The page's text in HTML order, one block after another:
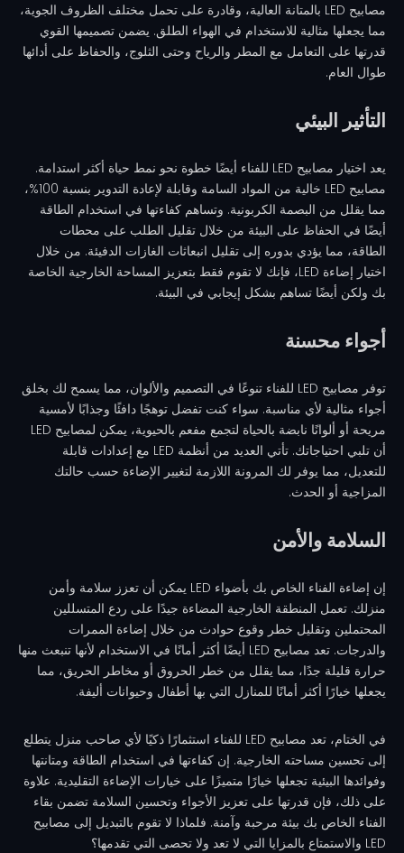
مصابيح LED بالمتانة العالية، وقادرة على تحمل مختلف الظروف الجوية،
مما يجعلها مثالية للاستخدام في الهواء الطلق. يضمن تصميمها القوي
قدرتها على التعامل مع المطر والرياح وحتى الثلوج، والحفاظ على أدائها
طوال العام.
التأثير البيئي
يعد اختيار مصابيح LED للفناء أيضًا خطوة نحو نمط حياة أكثر استدامة.
مصابيح LED خالية من المواد السامة وقابلة لإعادة التدوير بنسبة 100%،
مما يقلل من البصمة الكربونية. وتساهم كفاءتها في استخدام الطاقة
أيضًا في الحفاظ على البيئة من خلال تقليل الطلب على محطات
الطاقة، مما يؤدي بدوره إلى تقليل انبعاثات الغازات الدفيئة. من خلال
اختيار إضاءة LED، فإنك لا تقوم فقط بتعزيز المساحة الخارجية الخاصة
بك ولكن أيضًا تساهم بشكل إيجابي في البيئة.
أجواء محسنة
توفر مصابيح LED للفناء تنوعًا في التصميم والألوان، مما يسمح لك بخلق
أجواء مثالية لأي مناسبة. سواء كنت تفضل توهجًا دافئًا وجذابًا لأمسية
مريحة أو ألوانًا نابضة بالحياة لتجمع مفعم بالحيوية، يمكن لمصابيح LED
أن تلبي احتياجاتك. تأتي العديد من أنظمة LED مع إعدادات قابلة
للتعديل، مما يوفر لك المرونة اللازمة لتغيير الإضاءة حسب حالتك
المزاجية أو الحدث.
السلامة والأمن
إن إضاءة الفناء الخاص بك بأضواء LED يمكن أن تعزز سلامة وأمن
منزلك. تعمل المنطقة الخارجية المضاءة جيدًا على ردع المتسللين
المحتملين وتقليل خطر وقوع حوادث من خلال إضاءة الممرات
والدرجات. تعد مصابيح LED أيضًا أكثر أمانًا في الاستخدام لأنها تنبعث منها
حرارة قليلة جدًا، مما يقلل من خطر الحروق أو مخاطر الحريق، مما
يجعلها خيارًا أكثر أمانًا للمنازل التي بها أطفال وحيوانات أليفة.
في الختام، تعد مصابيح LED للفناء استثمارًا ذكيًا لأي صاحب منزل يتطلع
إلى تحسين مساحته الخارجية. إن كفاءتها في استخدام الطاقة ومتانتها
وفوائدها البيئية تجعلها خيارًا متميزًا على خيارات الإضاءة التقليدية. علاوة
على ذلك، فإن قدرتها على تعزيز الأجواء وتحسين السلامة تضمن بقاء
الفناء الخاص بك بيئة مرحبة وآمنة. فلماذا لا تقوم بالتبديل إلى مصابيح
LED والاستمتاع بالمزايا التي لا تعد ولا تحصى التي تقدمها؟